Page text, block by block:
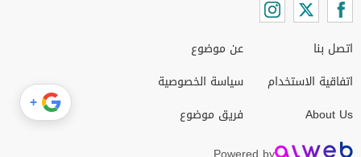
اتصل بنا
اتفاقية الاستخدام
About Us
عن موضوع
سياسة الخصوصية
فريق موضوع
+